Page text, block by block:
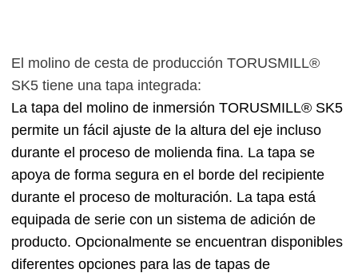
El molino de cesta de producción TORUSMILL®
SK5 tiene una tapa integrada:
La tapa del molino de inmersión TORUSMILL® SK5
permite un fácil ajuste de la altura del eje incluso
durante el proceso de molienda fina. La tapa se
apoya de forma segura en el borde del recipiente
durante el proceso de molturación. La tapa está
equipada de serie con un sistema de adición de
producto. Opcionalmente se encuentran disponibles
diferentes opciones para las de tapas de